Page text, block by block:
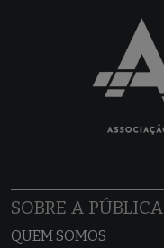
SOBRE A PÚBLICA
QUEM SOMOS